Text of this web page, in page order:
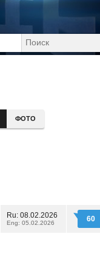
ФОТО
Ru: 08.02.2026
Eng: 05.02.2026 60